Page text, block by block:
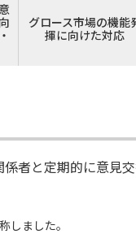
グロース市場の機能
揮に向けた対応
者と定期的に意見
しました。